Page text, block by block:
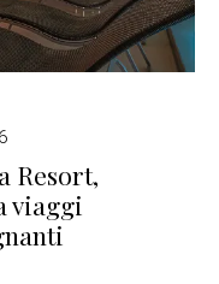
Resort,
viaggi